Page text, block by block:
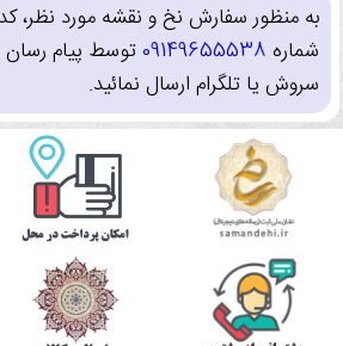
به منظور سفارش نخ و نقشه مورد نظر،
شماره 09149655538توسط پیام رسان
سروش یا تلگرام ارسال نمائید.